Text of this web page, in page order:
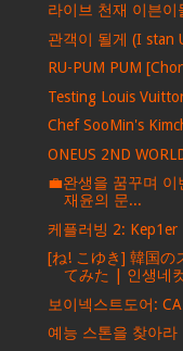
라이브 천재 이븐이
관객이 될게 (I stan
RU-PUM PUM
Testing Louis
Chef SooMin's
ONEUS 2ND
💼완생을 꿈꾸며 이
재윤의 문...
케플러빙 2: Kep1er
[ね! こゆき] 韓国の
てみた | 인생네
보이넥스트도어:
예능 스톤을 찾아라